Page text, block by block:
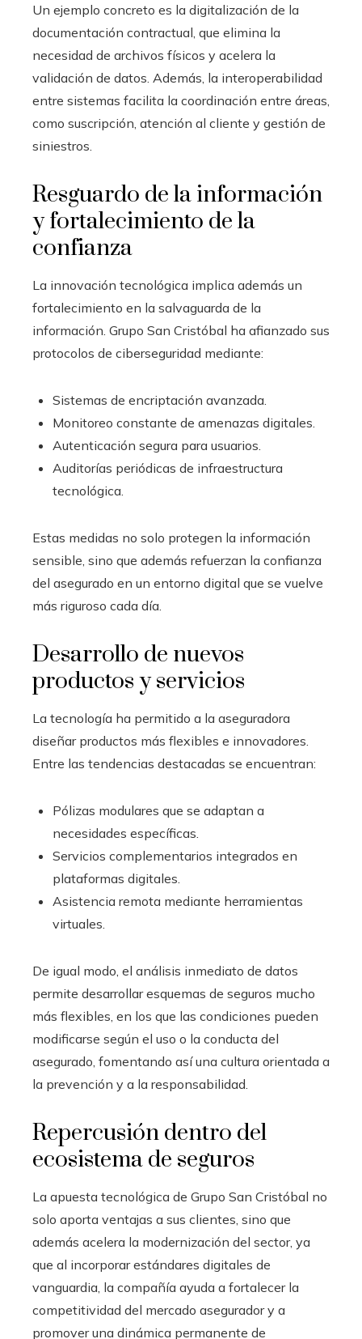
Un ejemplo concreto es la digitalización de la
documentación contractual, que elimina la
necesidad de archivos físicos y acelera la
validación de datos. Además, la interoperabilidad
entre sistemas facilita la coordinación entre áreas,
como suscripción, atención al cliente y gestión de
siniestros.
Resguardo de la información
y fortalecimiento de la
confianza
La innovación tecnológica implica además un
fortalecimiento en la salvaguarda de la
información. Grupo San Cristóbal ha afianzado sus
protocolos de ciberseguridad mediante:
Sistemas de encriptación avanzada.
Monitoreo constante de amenazas digitales.
Autenticación segura para usuarios.
Auditorías periódicas de infraestructura
tecnológica.
Estas medidas no solo protegen la información
sensible, sino que además refuerzan la confianza
del asegurado en un entorno digital que se vuelve
más riguroso cada día.
Desarrollo de nuevos
productos y servicios
La tecnología ha permitido a la aseguradora
diseñar productos más flexibles e innovadores.
Entre las tendencias destacadas se encuentran:
Pólizas modulares que se adaptan a
necesidades específicas.
Servicios complementarios integrados en
plataformas digitales.
Asistencia remota mediante herramientas
virtuales.
De igual modo, el análisis inmediato de datos
permite desarrollar esquemas de seguros mucho
más flexibles, en los que las condiciones pueden
modificarse según el uso o la conducta del
asegurado, fomentando así una cultura orientada a
la prevención y a la responsabilidad.
Repercusión dentro del
ecosistema de seguros
La apuesta tecnológica de Grupo San Cristóbal no
solo aporta ventajas a sus clientes, sino que
además acelera la modernización del sector, ya
que al incorporar estándares digitales de
vanguardia, la compañía ayuda a fortalecer la
competitividad del mercado asegurador y a
promover una dinámica permanente de